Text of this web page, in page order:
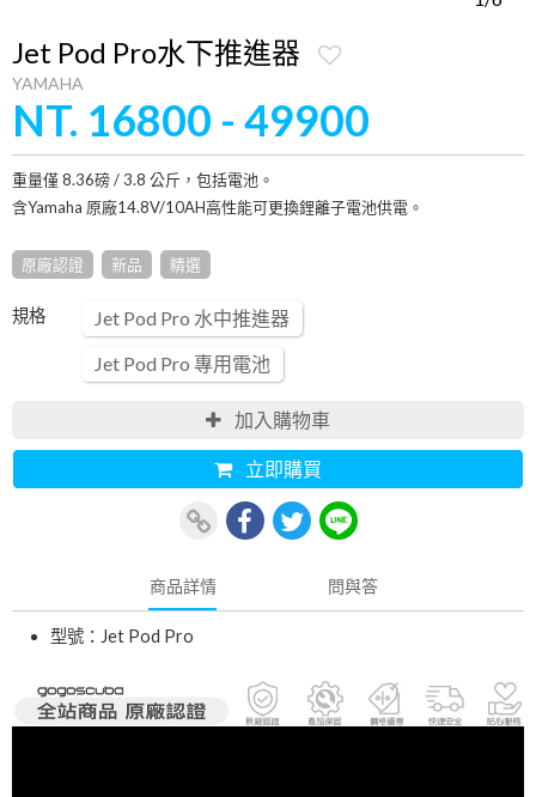
Jet Pod Pro水下推進器
YAMAHA
NT. 16800 - 49900
重量僅 8.36磅 / 3.8 公斤，包括電池。
含Yamaha 原廠14.8V/10AH高性能可更換鋰離子電池供電。
原廠認證 新品 精選
規格
Jet Pod Pro 水中推進器
Jet Pod Pro 專用電池
加入購物車
立即購買
商品詳情 問與答
型號：Jet Pod Pro